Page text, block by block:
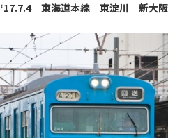
‘17.7.4 東海道本線 東淀川―新大阪